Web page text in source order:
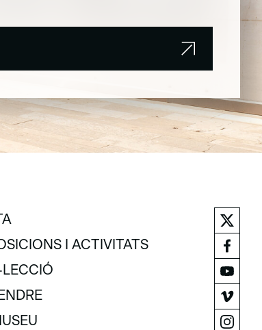
I ACTIVITATS
I ACTIVITATS